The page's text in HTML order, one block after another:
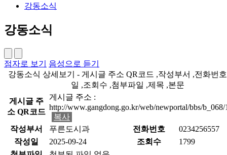
강동소식
강동소식
점자로 보기
음성으로 듣기
강동소식 상세보기 - 게시글 주소 QR코드 ,작성부서 ,전화번
일 ,조회수 ,첨부파일 ,제목 ,본문
게시글 주
소 QR코드
게시글 주소 :
http://www.gangdong.go.kr/web/newportal/bbs/b_068/
복사
작성부서
푸른도시과 전화번호
0234256557
작성일
2025-09-24 조회수
1799